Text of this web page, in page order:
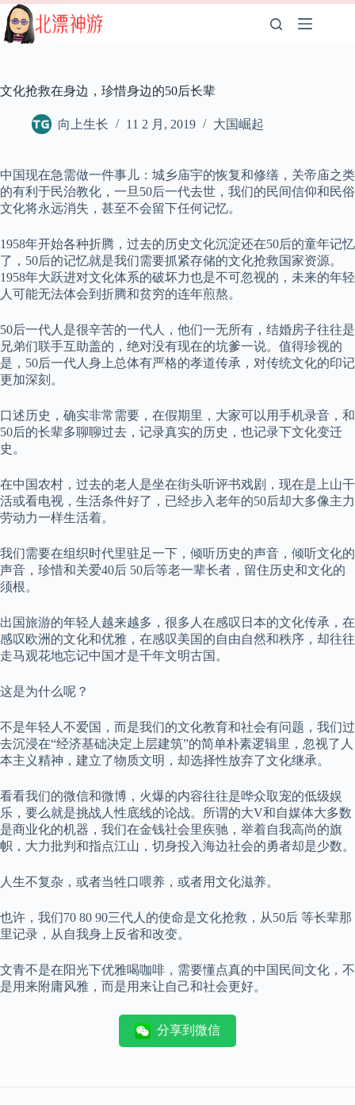
跳
至
内
文化抢救在身边，珍惜身边的50后长辈
向上生长 11 2 月, 2019 大国崛起
中国现在急需做一件事儿：城乡庙宇的恢复和修缮，关帝庙之类
的有利于民治教化，一旦50后一代去世，我们的民间信仰和民俗
文化将永远消失，甚至不会留下任何记忆。 ​​​
1958年开始各种折腾，过去的历史文化沉淀还在50后的童年记忆
了，50后的记忆就是我们需要抓紧存储的文化抢救国家资源。
1958年大跃进对文化体系的破坏力也是不可忽视的，未来的年轻
人可能无法体会到折腾和贫穷的连年煎熬。
50后一代人是很辛苦的一代人，他们一无所有，结婚房子往往是
兄弟们联手互助盖的，绝对没有现在的坑爹一说。值得珍视的
是，50后一代人身上总体有严格的孝道传承，对传统文化的印记
更加深刻。
口述历史，确实非常需要，在假期里，大家可以用手机录音，和
50后的长辈多聊聊过去，记录真实的历史，也记录下文化变迁
史。
在中国农村，过去的老人是坐在街头听评书戏剧，现在是上山干
活或看电视，生活条件好了，已经步入老年的50后却大多像主力
劳动力一样生活着。
我们需要在组织时代里驻足一下，倾听历史的声音，倾听文化的
声音，珍惜和关爱40后 50后等老一辈长者，留住历史和文化的
须根。
出国旅游的年轻人越来越多，很多人在感叹日本的文化传承，在
感叹欧洲的文化和优雅，在感叹美国的自由自然和秩序，却往往
走马观花地忘记中国才是千年文明古国。
这是为什么呢？
不是年轻人不爱国，而是我们的文化教育和社会有问题，我们过
去沉浸在“经济基础决定上层建筑”的简单朴素逻辑里，忽视了人
本主义精神，建立了物质文明，却选择性放弃了文化继承。
看看我们的微信和微博，火爆的内容往往是哗众取宠的低级娱
乐，要么就是挑战人性底线的论战。所谓的大V和自媒体大多数
是商业化的机器，我们在金钱社会里疾驰，举着自我高尚的旗
帜，大力批判和指点江山，切身投入海边社会的勇者却是少数。
人生不复杂，或者当牲口喂养，或者用文化滋养。
也许，我们70 80 90三代人的使命是文化抢救，从50后 等长辈那
里记录，从自我身上反省和改变。
文青不是在阳光下优雅喝咖啡，需要懂点真的中国民间文化，不
是用来附庸风雅，而是用来让自己和社会更好。
分享到微信